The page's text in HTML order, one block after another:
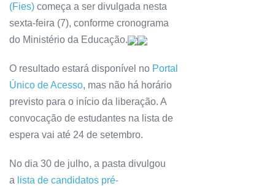
(Fies) começa a ser divulgada nesta
sexta-feira (7), conforme cronograma
do Ministério da Educação.
O resultado estará disponível no Portal
Único de Acesso, mas não há horário
previsto para o início da liberação. A
convocação de estudantes na lista de
espera vai até 24 de setembro.
No dia 30 de julho, a pasta divulgou
a lista de candidatos pré-